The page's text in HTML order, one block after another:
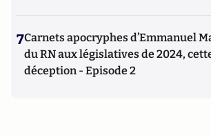
7Carnets apocryphes d’Emmanuel
du RN aux législatives de 2024,
déception - Episode 2